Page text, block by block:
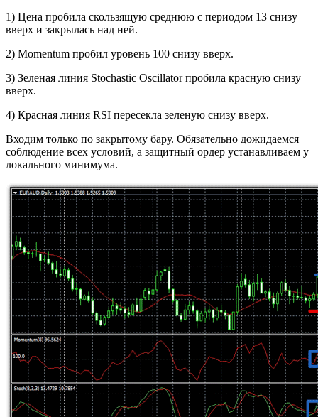
1) Цена пробила скользящую среднюю с периодом 13 снизу
вверх и закрылась над ней.
2) Momentum пробил уровень 100 снизу вверх.
3) Зеленая линия Stochastic Oscillator пробила красную снизу
вверх.
4) Красная линия RSI пересекла зеленую снизу вверх.
Входим только по закрытому бару. Обязательно дожидаемся
соблюдение всех условий, а защитный ордер устанавливаем у
локального минимума.